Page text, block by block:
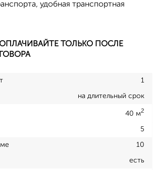
удобная транспортная
ТОЛЬКО ПОСЛЕ
1
на длительный срок
40 м2
5
10
есть